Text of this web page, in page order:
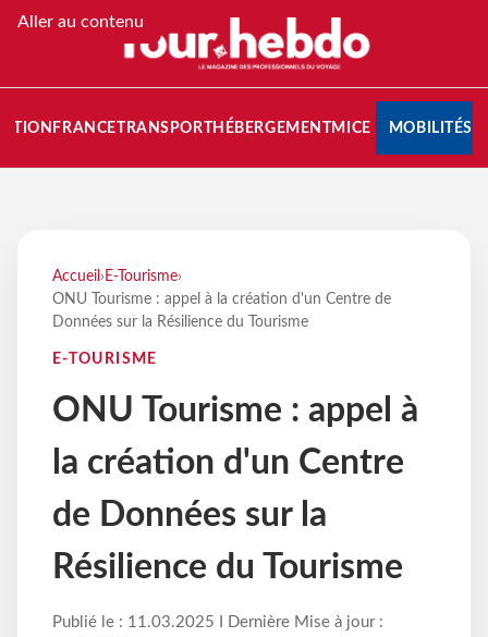
Aller au contenu
FRANCETRANSPORT HÉBERGEMENTMICE MOBILITÉS
Accueil › E-Tourisme›
ONU Tourisme : appel à la création d'un Centre de
Données sur la Résilience du Tourisme
E-TOURISME
ONU Tourisme : appel à
la création d'un Centre
de Données sur la
Résilience du Tourisme
Publié le : 11.03.2025 I Dernière Mise à jour :